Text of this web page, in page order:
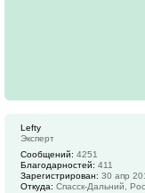
Lefty
Эксперт
Сообщений: 4251
Благодарностей: 411
Зарегистрирован: 30 апр
Откуда: Спасск-Дальний,